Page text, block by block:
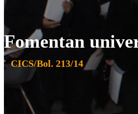
Fomentan
CICS/Bol. 213/14